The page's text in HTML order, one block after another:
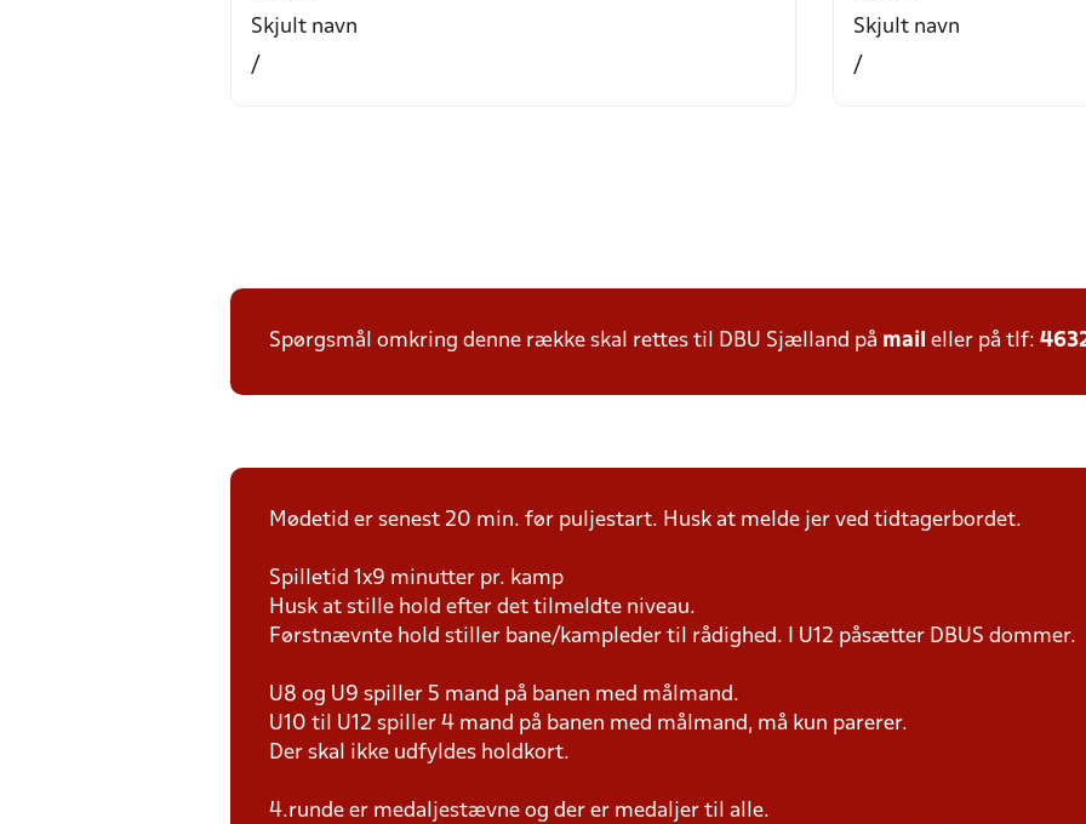
Skjult navn
/
Skjult navn
/
Spørgsmål omkring denne række skal rettes til DBU Sjælland på mail eller på tlf:
Mødetid er senest 20 min. før puljestart. Husk at melde jer ved tidtagerbordet.
Spilletid 1x9 minutter pr. kamp
Husk at stille hold efter det tilmeldte niveau.
Førstnævnte hold stiller bane/kampleder til rådighed. I U12 påsætter DBUS dommer.
U8 og U9 spiller 5 mand på banen med målmand.
U10 til U12 spiller 4 mand på banen med målmand, må kun parerer.
Der skal ikke udfyldes holdkort.
4.runde er medaljestævne og der er medaljer til alle.